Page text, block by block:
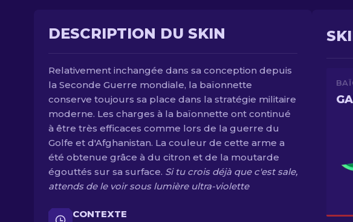
DESCRIPTION DU SKIN
Relativement inchangée dans sa conception depuis
la Seconde Guerre mondiale, la baïonnette
conserve toujours sa place dans la stratégie militaire
moderne. Les charges à la baïonnette ont continué
à être très efficaces comme lors de la guerre du
Golfe et d'Afghanistan. La couleur de cette arme a
été obtenue grâce à du citron et de la moutarde
égouttés sur sa surface. Si tu crois déjà que c'est sale,
attends de le voir sous lumière ultra-violette
CONTEXTE